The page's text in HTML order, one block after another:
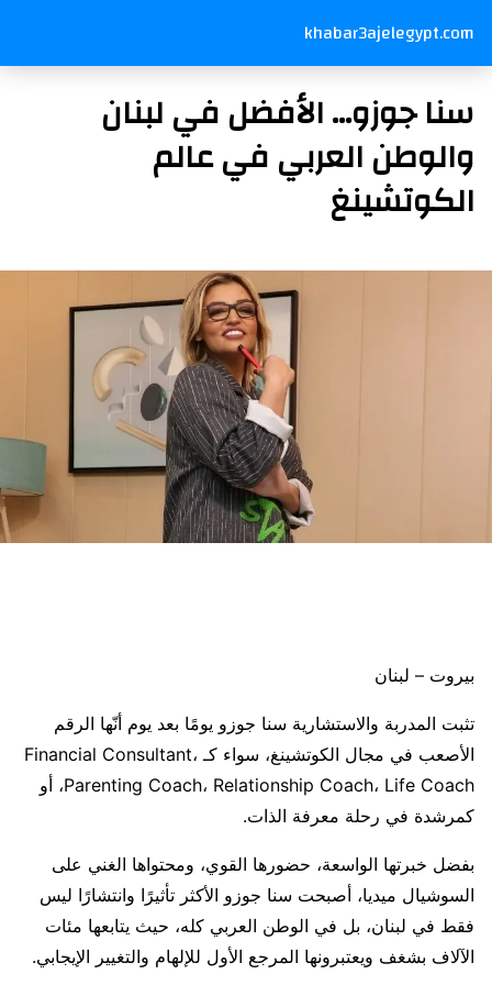
khabar3ajelegypt.com
سنا جوزو… الأفضل في لبنان
والوطن العربي في عالم
الكوتشينغ
بيروت – لبنان
تثبت المدربة والاستشارية سنا جوزو يومًا بعد يوم أنّها الرقم
الأصعب في مجال الكوتشينغ، سواء كـ Financial Consultant،
Parenting Coach، Relationship Coach، Life Coach، أو
كمرشدة في رحلة معرفة الذات.
بفضل خبرتها الواسعة، حضورها القوي، ومحتواها الغني على
السوشيال ميديا، أصبحت سنا جوزو الأكثر تأثيرًا وانتشارًا ليس
فقط في لبنان، بل في الوطن العربي كله، حيث يتابعها مئات
الآلاف بشغف ويعتبرونها المرجع الأول للإلهام والتغيير الإيجابي.